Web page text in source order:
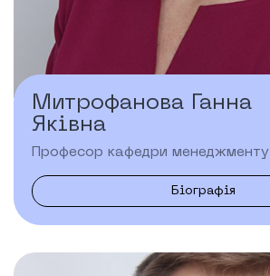
Митрофанова Ганна
Яківна
Професор кафедри менеджменту
Біографія